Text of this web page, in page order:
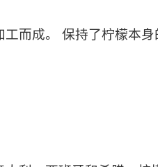
而成。 保持了柠檬本